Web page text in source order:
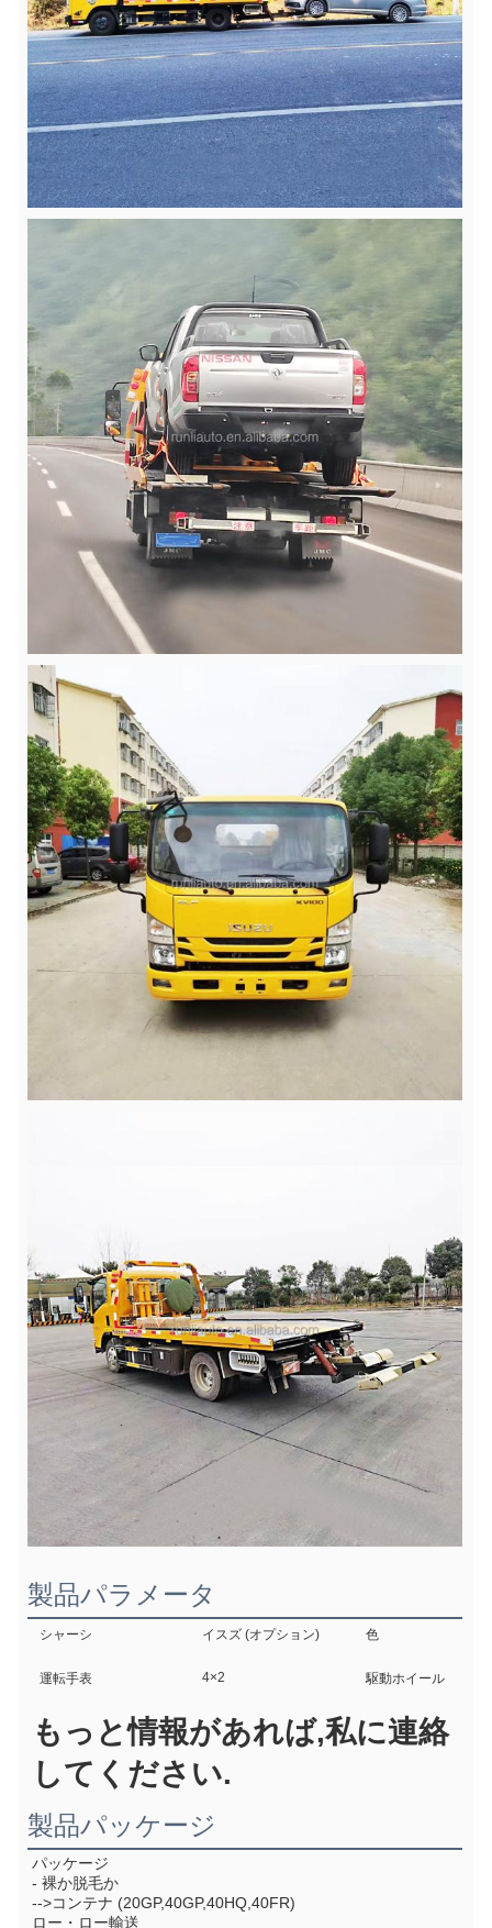
製品パラメータ
シャーシ イスズ (オプション) 色
運転手表 4×2 駆動ホイール
もっと情報があれば,私に連絡
してください.
製品パッケージ
パッケージ
- 裸か脱毛か
-->コンテナ (20GP,40GP,40HQ,40FR)
ロー・ロー輸送